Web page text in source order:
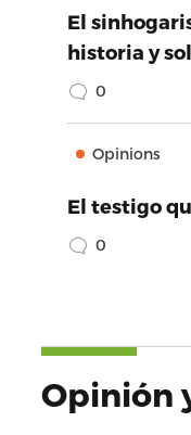
El
historia y
0
Opinions
El testigo
0
Opinión